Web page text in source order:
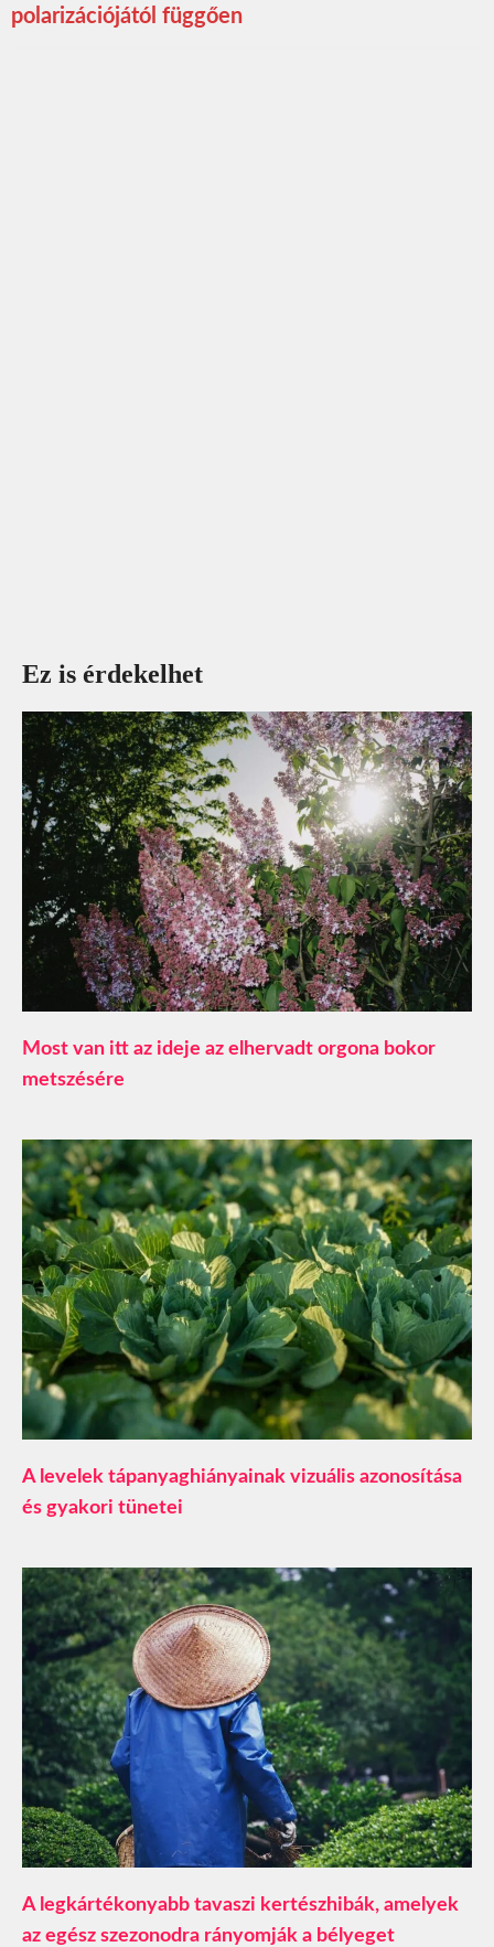
polarizációjától függően
Ez is érdekelhet
Most van itt az ideje az elhervadt orgona bokor
metszésére
A levelek tápanyaghiányainak vizuális azonosítása
és gyakori tünetei
A legkártékonyabb tavaszi kertészhibák, amelyek
az egész szezonodra rányomják a bélyeget